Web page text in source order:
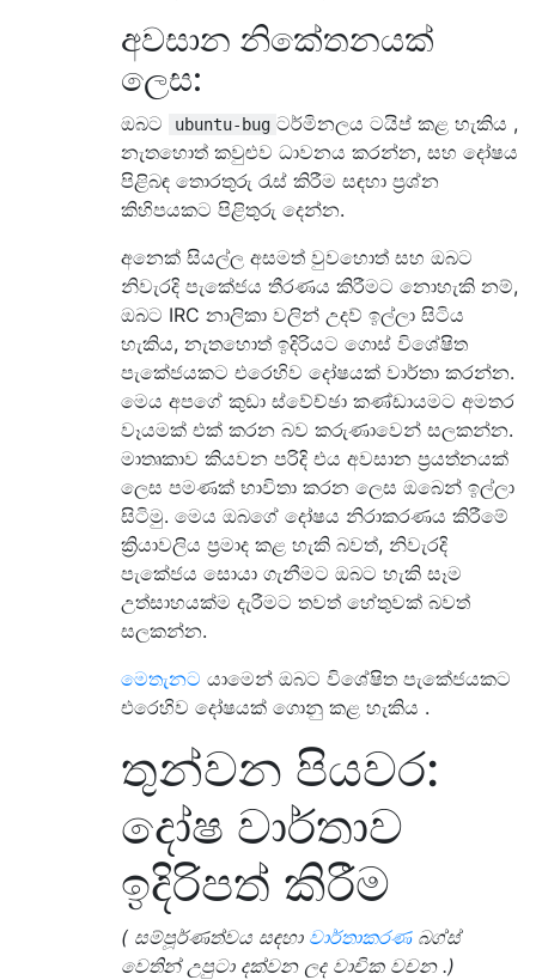
අවසාන නිකේතනයක්
ලෙස:
ඔබට ubuntu-bug ටර්මිනලය ටයිප් කළ හැකිය ,
නැතහොත් කවුළුව ධාවනය කරන්න, සහ දෝෂය
පිළිබඳ තොරතුරු රැස් කිරීම සඳහා ප්‍රශ්න
කිහිපයකට පිළිතුරු දෙන්න.
අනෙක් සියල්ල අසමත් වුවහොත් සහ ඔබට
නිවැරදි පැකේජය තීරණය කිරීමට නොහැකි නම්,
ඔබට IRC නාලිකා වලින් උදව් ඉල්ලා සිටිය
හැකිය, නැතහොත් ඉදිරියට ගොස් විශේෂිත
පැකේජයකට එරෙහිව දෝෂයක් වාර්තා කරන්න.
මෙය අපගේ කුඩා ස්වේච්ඡා කණ්ඩායමට අමතර
වෑයමක් එක් කරන බව කරුණාවෙන් සලකන්න.
මාතෘකාව කියවන පරිදි එය අවසාන ප්‍රයත්නයක්
ලෙස පමණක් භාවිතා කරන ලෙස ඔබෙන් ඉල්ලා
සිටිමු. මෙය ඔබගේ දෝෂය නිරාකරණය කිරීමේ
ක්‍රියාවලිය ප්‍රමාද කළ හැකි බවත්, නිවැරදි
පැකේජය සොයා ගැනීමට ඔබට හැකි සෑම
උත්සාහයක්ම දැරීමට තවත් හේතුවක් බවත්
සලකන්න.
මෙතැනට යාමෙන් ඔබට විශේෂිත පැකේජයකට
එරෙහිව දෝෂයක් ගොනු කළ හැකිය .
තුන්වන පියවර:
දෝෂ වාර්තාව
ඉදිරිපත් කිරීම
( සම්පූර්ණත්වය සඳහා වාර්තාකරණබග්ස්
වෙතින් උපුටා දක්වන ලද වාචික වචන .)